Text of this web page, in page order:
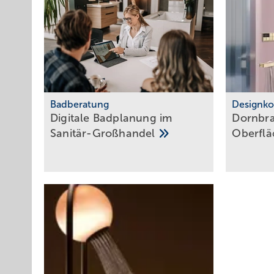
Auf der anderen Seite wurde die Vorwandschale
Porzellan in 120 cm Breite. Die filigrane Optik und der
Badberatung
Digitale Bad­pla­nung im
Sa­ni­tär-Groß­han­del